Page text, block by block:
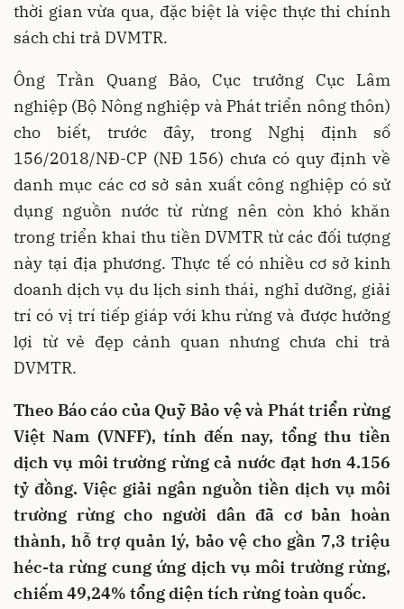
thời gian vừa qua, đặc biệt là việc thực thi chính
sách chi trả DVMTR.
Ông Trần Quang Bảo, Cục trưởng Cục Lâm
nghiệp (Bộ Nông nghiệp và Phát triển nông thôn)
cho biết, trước đây, trong Nghị định số
156/2018/NĐ-CP (NĐ 156) chưa có quy định về
danh mục các cơ sở sản xuất công nghiệp có sử
dụng nguồn nước từ rừng nên còn khó khăn
trong triển khai thu tiền DVMTR từ các đối tượng
này tại địa phương. Thực tế có nhiều cơ sở kinh
doanh dịch vụ du lịch sinh thái, nghỉ dưỡng, giải
trí có vị trí tiếp giáp với khu rừng và được hưởng
lợi từ vẻ đẹp cảnh quan nhưng chưa chi trả
DVMTR.
Theo Báo cáo của Quỹ Bảo vệ và Phát triển rừng
Việt Nam (VNFF), tính đến nay, tổng thu tiền
dịch vụ môi trường rừng cả nước đạt hơn 4.156
tỷ đồng. Việc giải ngân nguồn tiền dịch vụ môi
trường rừng cho người dân đã cơ bản hoàn
thành, hỗ trợ quản lý, bảo vệ cho gần 7,3 triệu
héc-ta rừng cung ứng dịch vụ môi trường rừng,
chiếm 49,24% tổng diện tích rừng toàn quốc.